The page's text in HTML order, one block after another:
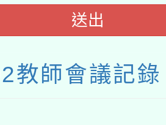
送出
教師會議記錄